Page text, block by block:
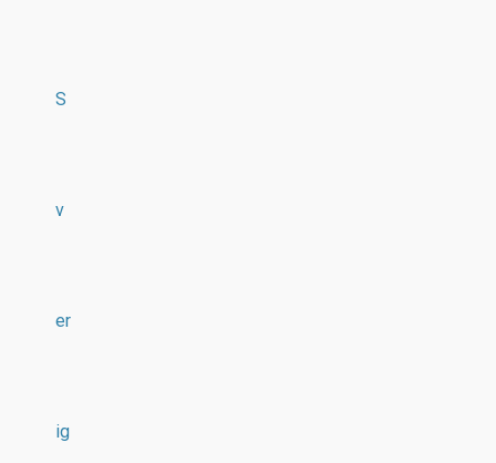
S
v
er
ig